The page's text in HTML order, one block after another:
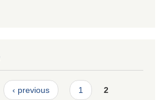
‹ previous 1 2